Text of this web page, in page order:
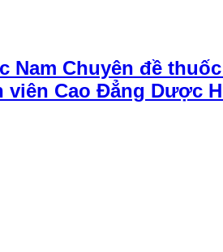
Nam Chuyên đề
Cao Đẳng Dược